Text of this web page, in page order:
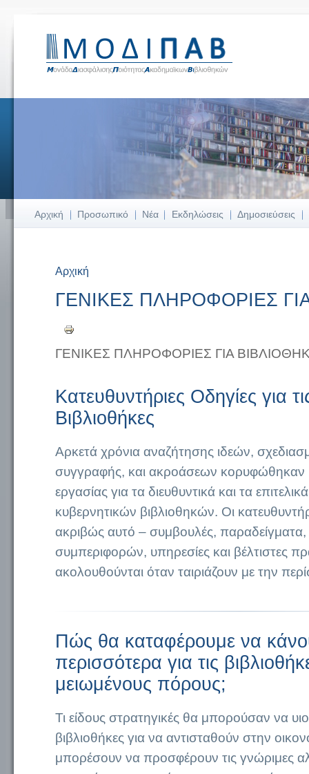
Αρχική Προσωπικό Νέα Εκδηλώσεις Δημοσιεύσεις
Είστε εδώ
Αρχική
ΓΕΝΙΚΕΣ ΠΛΗΡΟΦΟΡΙΕΣ
ΓΕΝΙΚΕΣ ΠΛΗΡΟΦΟΡΙΕΣ ΓΙΑ
Κατευθυντήριες Οδηγίες για
Βιβλιοθήκες
Αρκετά χρόνια αναζήτησης ιδεών,
συγγραφής, και ακροάσεων κορυφώθηκαν
εργασίας για τα διευθυντικά και τα
κυβερνητικών βιβλιοθηκών. Οι
ακριβώς αυτό – συμβουλές, παραδείγματα,
συμπεριφορών, υπηρεσίες και βέλτιστες
ακολουθούνται όταν ταιριάζουν με την
Πώς θα καταφέρουμε να
περισσότερα για τις
μειωμένους πόρους;
Τι είδους στρατηγικές θα μπορούσαν να
βιβλιοθήκες για να αντισταθούν στην
μπορέσουν να προσφέρουν τις γνώριμες